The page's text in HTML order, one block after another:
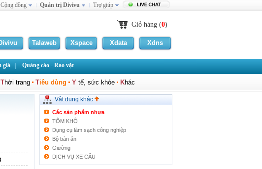
Cộng đồng Quản trị Divivu Trợ giúp
Giỏ hàng (0)
Talaweb Xspace Xdata Xdns
giá Quảng cáo - Rao vặt
Thời trang Tiêu dùng Y tế, sức khỏe Khác
Vật dụng khác
TỦ THỜ
Đồ gỗ xuất khẩu thanh lý giá rẽ
Các loại móc
Hệ thống xử lý nước
Võng - Ghế xếp
Thiết bị lọc nước
Chống ẩm-Khử mùi-Xịt phòng
Giỏ - Khay - Kệ gỗ
Cân
Các sản phẩm nhựa
TÔM KHÔ
Dụng cụ làm sạch công nghiệp
Bộ bàn ăn
Giường
DỊCH VỤ XE CẨU
Lọ Hoa